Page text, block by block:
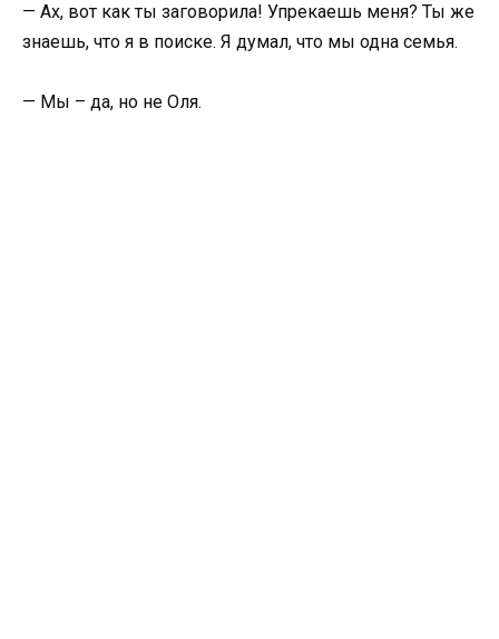
— Ах, вот как ты заговорила! Упрекаешь меня? Ты же
знаешь, что я в поиске. Я думал, что мы одна семья.
— Мы – да, но не Оля.